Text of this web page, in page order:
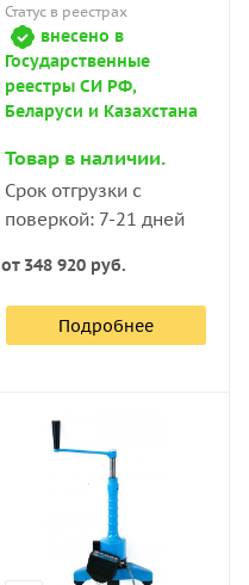
Статус в реестрах
внесено в
Государственные
реестры СИ РФ,
Беларуси и Казахстана
Товар в наличии.
Срок отгрузки с
поверкой: 7-21 дней
от 348 920 руб.
Подробнее